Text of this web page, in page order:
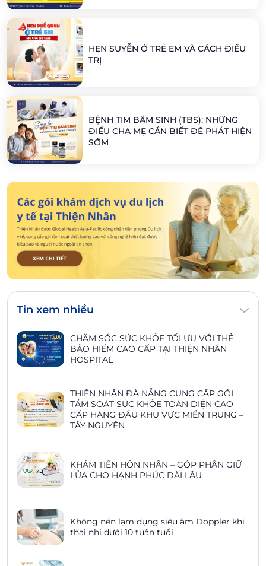
HEN SUYỄN Ở TRẺ EM VÀ CÁCH ĐIỀU
TRỊ
BỆNH TIM BẨM SINH (TBS): NHỮNG
ĐIỀU CHA MẸ CẦN BIẾT ĐỂ PHÁT HIỆN
SỚM
Tin xem nhiều
CHĂM SÓC SỨC KHỎE TỐI ƯU VỚI THẺ
BẢO HIỂM CAO CẤP TẠI THIỆN NHÂN
HOSPITAL
THIỆN NHÂN ĐÀ NẴNG CUNG CẤP GÓI
TẦM SOÁT SỨC KHỎE TOÀN DIỆN CAO
CẤP HÀNG ĐẦU KHU VỰC MIỀN TRUNG –
TÂY NGUYÊN
KHÁM TIỀN HÔN NHÂN – GÓP PHẦN GIỮ
LỬA CHO HẠNH PHÚC DÀI LÂU
Không nên lạm dụng siêu âm Doppler khi
thai nhi dưới 10 tuần tuổi